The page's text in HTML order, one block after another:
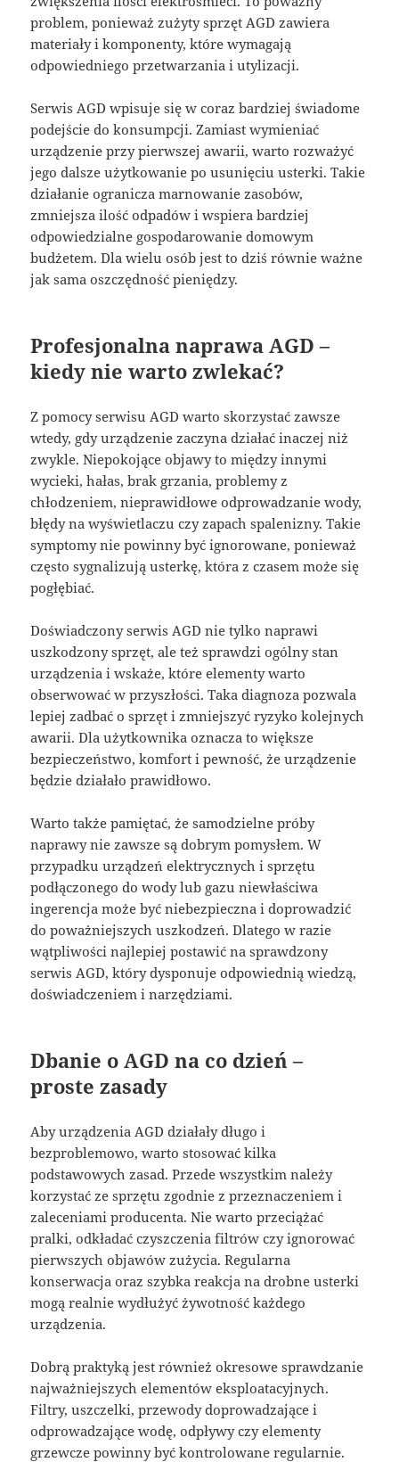
problem, ponieważ zużyty sprzęt AGD zawiera
materiały i komponenty, które wymagają
odpowiedniego przetwarzania i utylizacji.
Serwis AGD wpisuje się w coraz bardziej świadome
podejście do konsumpcji. Zamiast wymieniać
urządzenie przy pierwszej awarii, warto rozważyć
jego dalsze użytkowanie po usunięciu usterki. Takie
działanie ogranicza marnowanie zasobów,
zmniejsza ilość odpadów i wspiera bardziej
odpowiedzialne gospodarowanie domowym
budżetem. Dla wielu osób jest to dziś równie ważne
jak sama oszczędność pieniędzy.
Profesjonalna naprawa AGD –
kiedy nie warto zwlekać?
Z pomocy serwisu AGD warto skorzystać zawsze
wtedy, gdy urządzenie zaczyna działać inaczej niż
zwykle. Niepokojące objawy to między innymi
wycieki, hałas, brak grzania, problemy z
chłodzeniem, nieprawidłowe odprowadzanie wody,
błędy na wyświetlaczu czy zapach spalenizny. Takie
symptomy nie powinny być ignorowane, ponieważ
często sygnalizują usterkę, która z czasem może się
pogłębiać.
Doświadczony serwis AGD nie tylko naprawi
uszkodzony sprzęt, ale też sprawdzi ogólny stan
urządzenia i wskaże, które elementy warto
obserwować w przyszłości. Taka diagnoza pozwala
lepiej zadbać o sprzęt i zmniejszyć ryzyko kolejnych
awarii. Dla użytkownika oznacza to większe
bezpieczeństwo, komfort i pewność, że urządzenie
będzie działało prawidłowo.
Warto także pamiętać, że samodzielne próby
naprawy nie zawsze są dobrym pomysłem. W
przypadku urządzeń elektrycznych i sprzętu
podłączonego do wody lub gazu niewłaściwa
ingerencja może być niebezpieczna i doprowadzić
do poważniejszych uszkodzeń. Dlatego w razie
wątpliwości najlepiej postawić na sprawdzony
serwis AGD, który dysponuje odpowiednią wiedzą,
doświadczeniem i narzędziami.
Dbanie o AGD na co dzień –
proste zasady
Aby urządzenia AGD działały długo i
bezproblemowo, warto stosować kilka
podstawowych zasad. Przede wszystkim należy
korzystać ze sprzętu zgodnie z przeznaczeniem i
zaleceniami producenta. Nie warto przeciążać
pralki, odkładać czyszczenia filtrów czy ignorować
pierwszych objawów zużycia. Regularna
konserwacja oraz szybka reakcja na drobne usterki
mogą realnie wydłużyć żywotność każdego
urządzenia.
Dobrą praktyką jest również okresowe sprawdzanie
najważniejszych elementów eksploatacyjnych.
Filtry, uszczelki, przewody doprowadzające i
odprowadzające wodę, odpływy czy elementy
grzewcze powinny być kontrolowane regularnie.